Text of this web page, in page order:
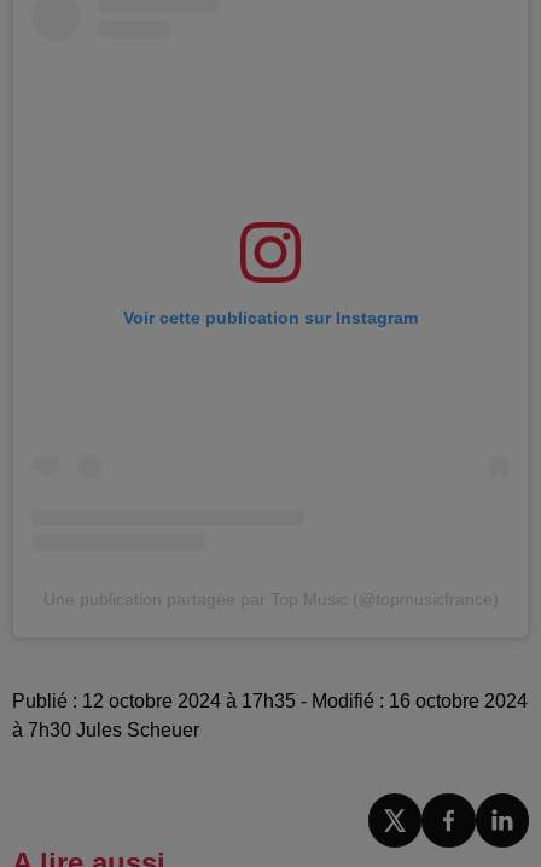
Voir cette publication sur Instagram
Une publication partagée par Top Music (@topmusicfrance)
Publié : 12 octobre 2024 à 17h35 - Modifié : 16 octobre 2024
à 7h30 Jules Scheuer